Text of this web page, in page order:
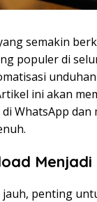
semakin
populer di
ini akan
WhatsApp
Menjadi
penting